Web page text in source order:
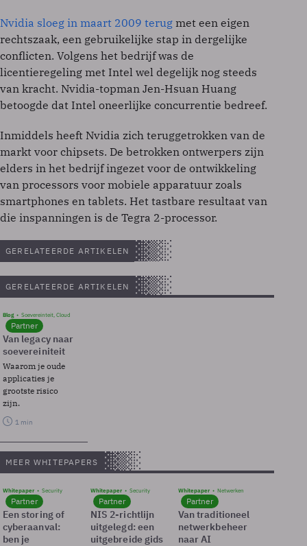
Nvidia sloeg in maart 2009 terug met een eigen
rechtszaak, een gebruikelijke stap in dergelijke
conflicten. Volgens het bedrijf was de
licentieregeling met Intel wel degelijk nog steeds
van kracht. Nvidia-topman Jen-Hsuan Huang
betoogde dat Intel oneerlijke concurrentie bedreef.
Inmiddels heeft Nvidia zich teruggetrokken van de
markt voor chipsets. De betrokken ontwerpers zijn
elders in het bedrijf ingezet voor de ontwikkeling
van processors voor mobiele apparatuur zoals
smartphones en tablets. Het tastbare resultaat van
die inspanningen is de Tegra 2-processor.
GERELATEERDE ARTIKELEN
GERELATEERDE ARTIKELEN
Blog Soevereinteit, Cloud
Partner
Van legacy naar
soevereiniteit
Waarom je oude
applicaties je
grootste risico
zijn.
1 min
MEER WHITEPAPERS
Whitepaper Security
Partner
Een storing of
cyberaanval:
ben je
Whitepaper Security
Partner
NIS 2-richtlijn
uitgelegd: een
uitgebreide gids
Whitepaper Netwerken
Partner
Van traditioneel
netwerkbeheer
naar AI